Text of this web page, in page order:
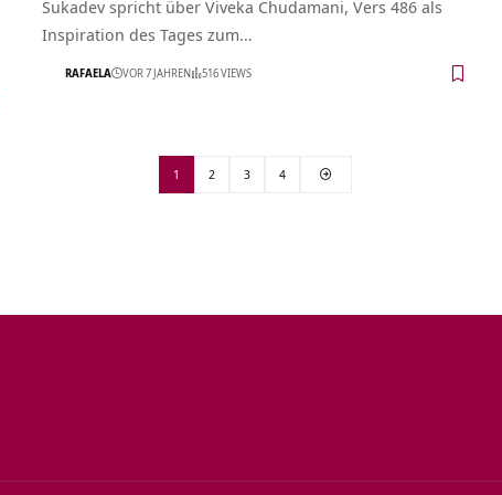
Sukadev spricht über Viveka Chudamani, Vers 486 als
Inspiration des Tages zum…
RAFAELA VOR 7 JAHREN 516 VIEWS
1 2 3 4